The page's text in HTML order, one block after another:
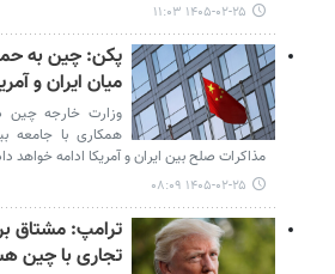
۱۴۰۵-۰۲-۲۵ ۱۱:۰۳
پکن: چین به
میان ایران و
وزارت خارجه چین
همکاری با جامعه
مذاکرات صلح بین ایران و آمریکا ادامه خواهد
۱۴۰۵-۰۲-۲۵ ۰۸:۰۹
ترامپ: مشتاق
تجاری با چین